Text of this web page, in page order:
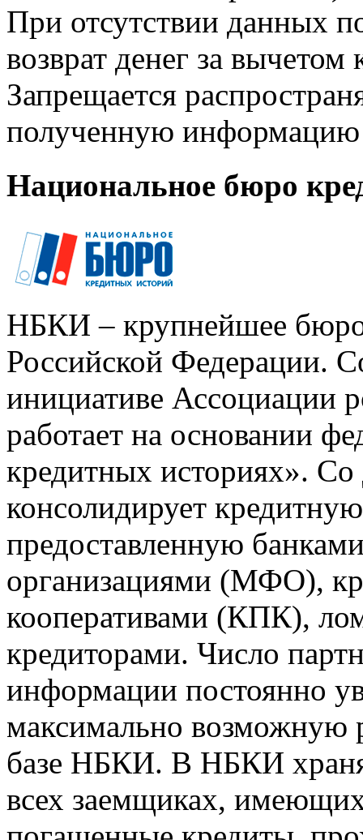
При отсутствии данных
возврат денег за
Запрещается
полученную информацию
Национальное бюро
НБКИ – крупнейшее
Российской Федерации.
инициативе Ассоциации
работает на основании
кредитных историях».
консолидирует
предоставленную
организациями (МФО),
кооперативами (КПК),
кредиторами. Число
информации постоянно
максимально возможную
базе НБКИ. В НБКИ
всех заемщиках,